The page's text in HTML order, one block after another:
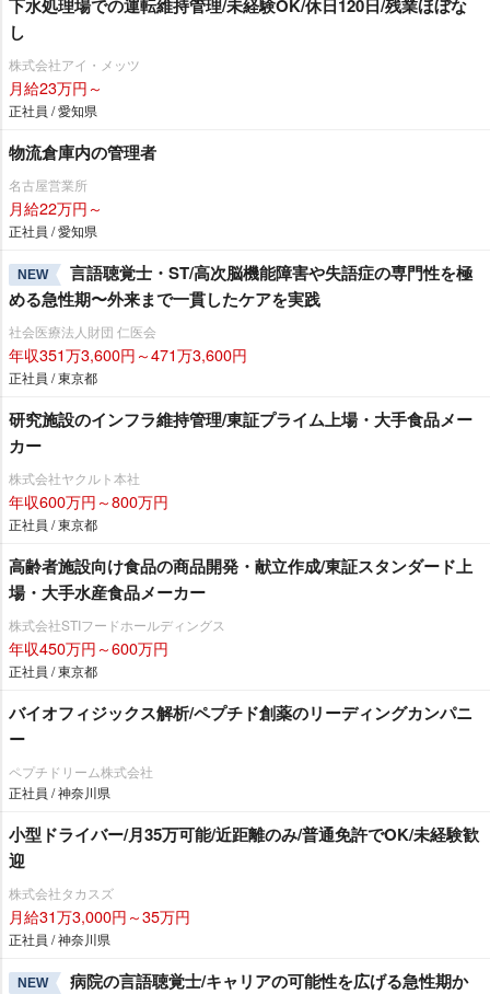
下水処理場での運転維持管理/未経験OK/休日120日/残業ほぼな
し
株式会社アイ・メッツ
月給23万円～
正社員 / 愛知県
物流倉庫内の管理者
名古屋営業所
月給22万円～
正社員 / 愛知県
NEW
言語聴覚士・ST/高次脳機能障害や失語症の専門性を極
める急性期〜外来まで一貫したケアを実践
社会医療法人財団 仁医会
年収351万3,600円～471万3,600円
正社員 / 東京都
研究施設のインフラ維持管理/東証プライム上場・大手食品メー
カー
株式会社ヤクルト本社
年収600万円～800万円
正社員 / 東京都
高齢者施設向け食品の商品開発・献立作成/東証スタンダード上
場・大手水産食品メーカー
株式会社STIフードホールディングス
年収450万円～600万円
正社員 / 東京都
バイオフィジックス解析/ペプチド創薬のリーディングカンパニ
ー
ペプチドリーム株式会社
正社員 / 神奈川県
小型ドライバー/月35万可能/近距離のみ/普通免許でOK/未経験歓
迎
株式会社タカスズ
月給31万3,000円～35万円
正社員 / 神奈川県
NEW
病院の言語聴覚士/キャリアの可能性を広げる急性期か